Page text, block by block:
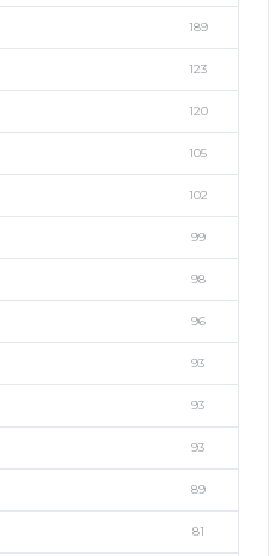
189
123
120
105
102
99
98
96
93
93
93
89
81